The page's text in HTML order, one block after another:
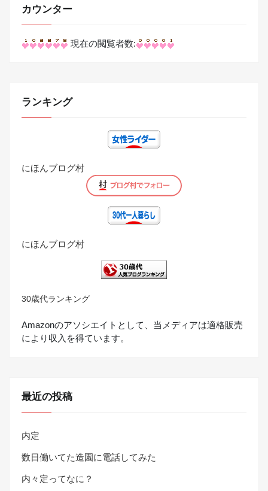
カウンター
現在の閲覧者数:
ランキング
にほんブログ村
にほんブログ村
30歳代ランキング
Amazonのアソシエイトとして、当メディアは適格販売
により収入を得ています。
最近の投稿
内定
数日働いてた造園に電話してみた
内々定ってなに？